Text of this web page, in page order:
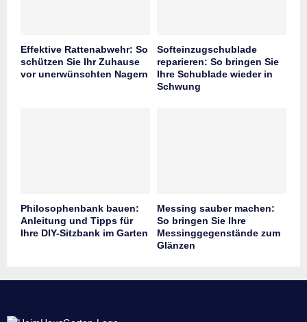
Effektive Rattenabwehr: So
schützen Sie Ihr Zuhause
vor unerwünschten Nagern
Softeinzugschublade
reparieren: So bringen Sie
Ihre Schublade wieder in
Schwung
Philosophenbank bauen:
Anleitung und Tipps für
Ihre DIY-Sitzbank im Garten
Messing sauber machen:
So bringen Sie Ihre
Messinggegenstände zum
Glänzen